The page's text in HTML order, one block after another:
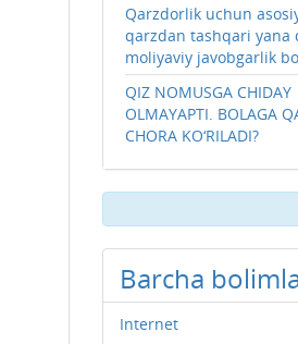
Qarzdorlik uchun
qarzdan tashqari yana
moliyaviy javobgarlik
QIZ NOMUSGA CHIDAY
OLMAYAPTI. BOLAGA
CHORA KO‘RILADI?
Barcha
Internet